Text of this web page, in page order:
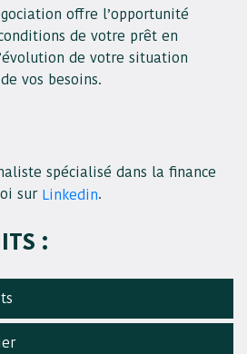
offre l’opportunité
de votre prêt en
de votre situation
vos besoins.
spécialisé dans la finance
sur Linkedin.
: